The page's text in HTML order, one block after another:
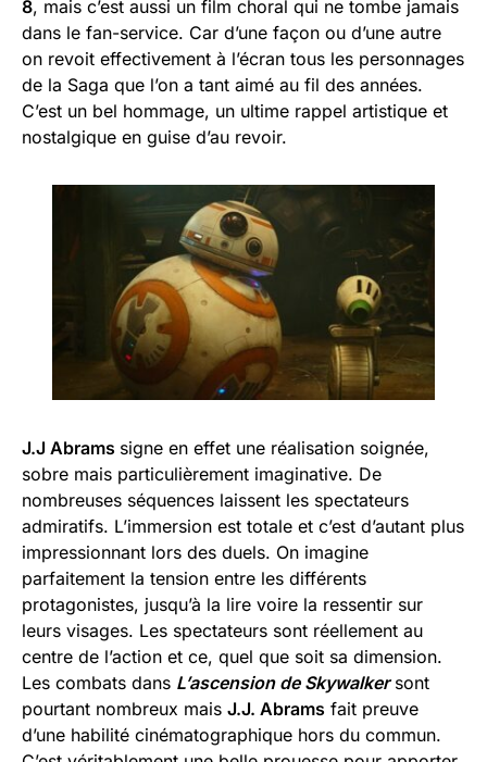
8, mais c’est aussi un film choral qui ne tombe jamais
dans le fan-service. Car d’une façon ou d’une autre
on revoit effectivement à l’écran tous les personnages
de la Saga que l’on a tant aimé au fil des années.
C’est un bel hommage, un ultime rappel artistique et
nostalgique en guise d’au revoir.
J.J Abrams signe en effet une réalisation soignée,
sobre mais particulièrement imaginative. De
nombreuses séquences laissent les spectateurs
admiratifs. L’immersion est totale et c’est d’autant plus
impressionnant lors des duels. On imagine
parfaitement la tension entre les différents
protagonistes, jusqu’à la lire voire la ressentir sur
leurs visages. Les spectateurs sont réellement au
centre de l’action et ce, quel que soit sa dimension.
Les combats dans L’ascension de Skywalkersont
pourtant nombreux mais J.J. Abrams fait preuve
d’une habilité cinématographique hors du commun.